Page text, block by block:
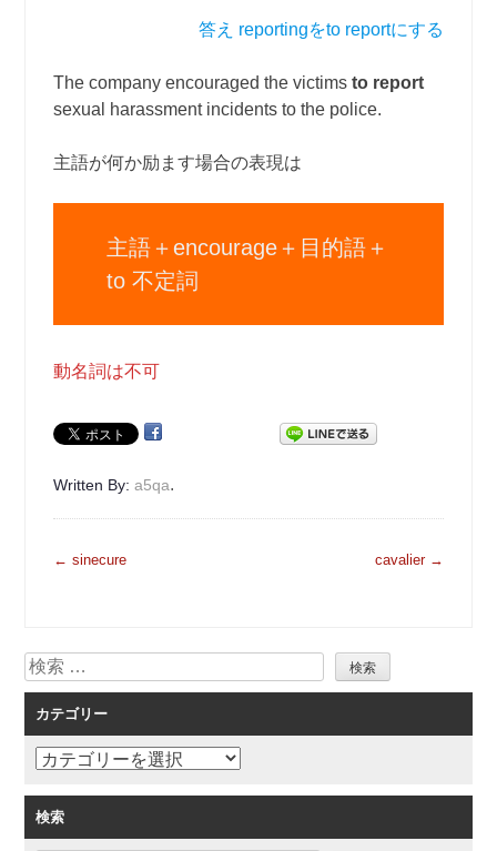
答え reportingをto reportにする
The company encouraged the victimsto report
sexual harassment incidents to the police.
主語が何か励ます場合の表現は
主語＋encourage＋目的語＋
to 不定詞
動名詞は不可
Written By:a5qa.
投
ゲ
ー
シ
ョ
ン
← sinecure cavalier →
検
索
カテゴリー
カ
ゴ
リ
検索